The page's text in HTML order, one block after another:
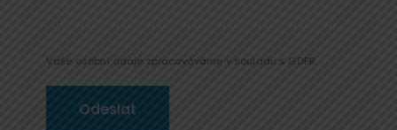
Vaše osobní údaje zpracováváme v souladu s GDPR.